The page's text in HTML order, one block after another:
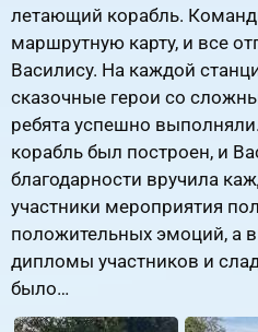
летающий корабль.
маршрутную карту, и все
Василису. На каждой
сказочные герои со
ребята успешно
корабль был построен, и
благодарности вручила
участники мероприятия
положительных эмоций, а
дипломы участников и
было…